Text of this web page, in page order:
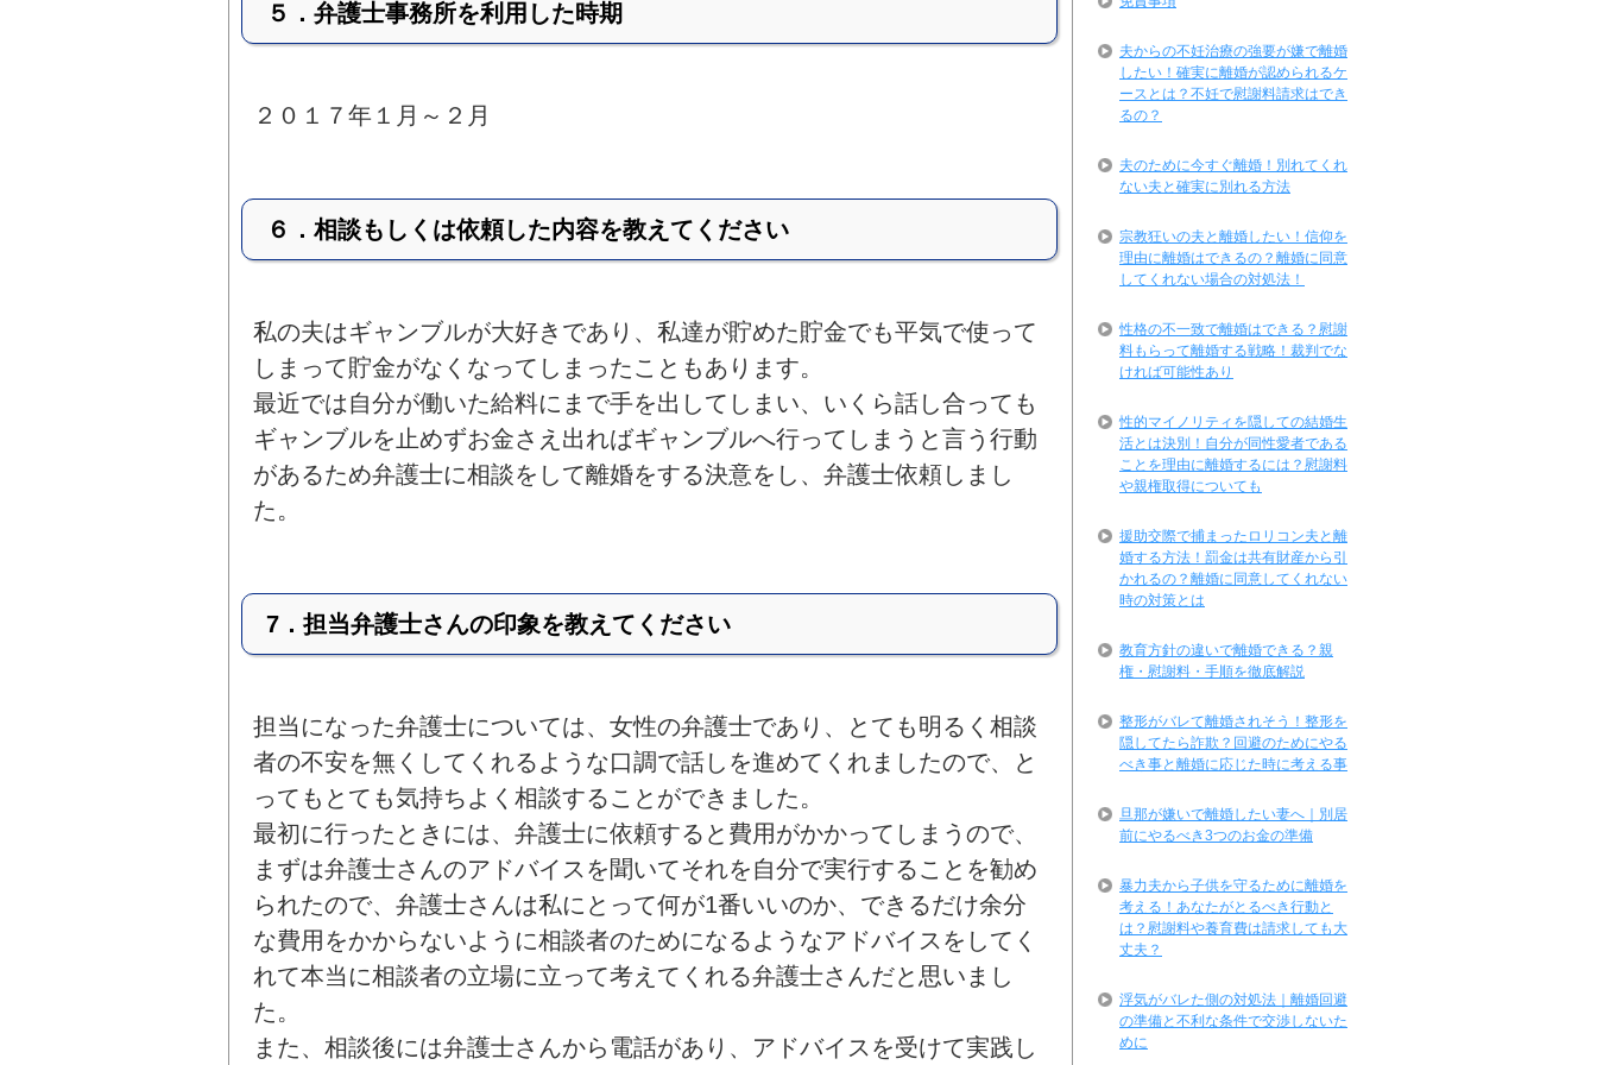
５．弁護士事務所を利用した時期
２０１７年１月～２月
６．相談もしくは依頼した内容を教えてください
私の夫はギャンブルが大好きであり、私達が貯めた貯金でも平気で使って
しまって貯金がなくなってしまったこともあります。
最近では自分が働いた給料にまで手を出してしまい、いくら話し合っても
ギャンブルを止めずお金さえ出ればギャンブルへ行ってしまうと言う行動
があるため弁護士に相談をして離婚をする決意をし、弁護士依頼しまし
た。
7．担当弁護士さんの印象を教えてください
担当になった弁護士については、女性の弁護士であり、とても明るく相談
者の不安を無くしてくれるような口調で話しを進めてくれましたので、と
ってもとても気持ちよく相談することができました。
最初に行ったときには、弁護士に依頼すると費用がかかってしまうので、
まずは弁護士さんのアドバイスを聞いてそれを自分で実行することを勧め
られたので、弁護士さんは私にとって何が1番いいのか、できるだけ余分
な費用をかからないように相談者のためになるようなアドバイスをしてく
れて本当に相談者の立場に立って考えてくれる弁護士さんだと思いまし
た。
また、相談後には弁護士さんから電話があり、アドバイスを受けて実践し
夫からの不妊治療の強要が嫌で離婚
したい！確実に離婚が認められるケ
ースとは？不妊で慰謝料請求はでき
るの？
夫のために今すぐ離婚！別れてくれ
ない夫と確実に別れる方法
宗教狂いの夫と離婚したい！信仰を
理由に離婚はできるの？離婚に同意
してくれない場合の対処法！
性格の不一致で離婚はできる？慰謝
料もらって離婚する戦略！裁判でな
ければ可能性あり
性的マイノリティを隠しての結婚生
活とは決別！自分が同性愛者である
ことを理由に離婚するには？慰謝料
や親権取得についても
援助交際で捕まったロリコン夫と離
婚する方法！罰金は共有財産から引
かれるの？離婚に同意してくれない
時の対策とは
教育方針の違いで離婚できる？親
権・慰謝料・手順を徹底解説
整形がバレて離婚されそう！整形を
隠してたら詐欺？回避のためにやる
べき事と離婚に応じた時に考える事
旦那が嫌いで離婚したい妻へ｜別居
前にやるべき3つのお金の準備
暴力夫から子供を守るために離婚を
考える！あなたがとるべき行動と
は？慰謝料や養育費は請求しても大
丈夫？
浮気がバレた側の対処法｜離婚回避
の準備と不利な条件で交渉しないた
めに